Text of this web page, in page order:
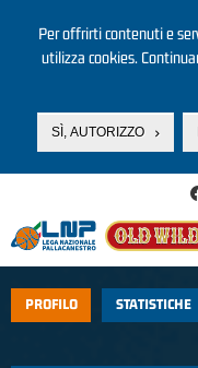
Per offrirti contenuti e
utilizza cookies.
SÌ, AUTORIZZO
PROFILO STATISTICHE